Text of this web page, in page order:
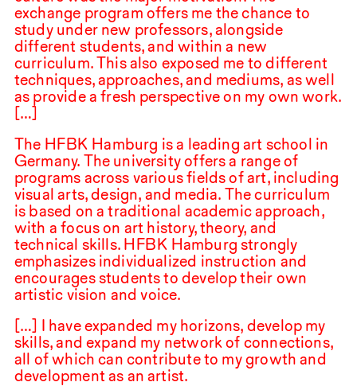
exchange program offers me the chance to
study under new professors, alongside
different students, and within a new
curriculum. This also exposed me to different
techniques, approaches, and mediums, as well
as provide a fresh perspective on my own work.
[…]
The HFBK Hamburg is a leading art school in
Germany. The university offers a range of
programs across various fields of art, including
visual arts, design, and media. The curriculum
is based on a traditional academic approach,
with a focus on art history, theory, and
technical skills. HFBK Hamburg strongly
emphasizes individualized instruction and
encourages students to develop their own
artistic vision and voice.
[…] I have expanded my horizons, develop my
skills, and expand my network of connections,
all of which can contribute to my growth and
development as an artist.